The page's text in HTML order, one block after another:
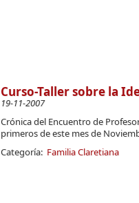
Curso-Taller sobre la
19-11-2007
Crónica del Encuentro de
primeros de este mes de
Categoría: Familia Claretiana